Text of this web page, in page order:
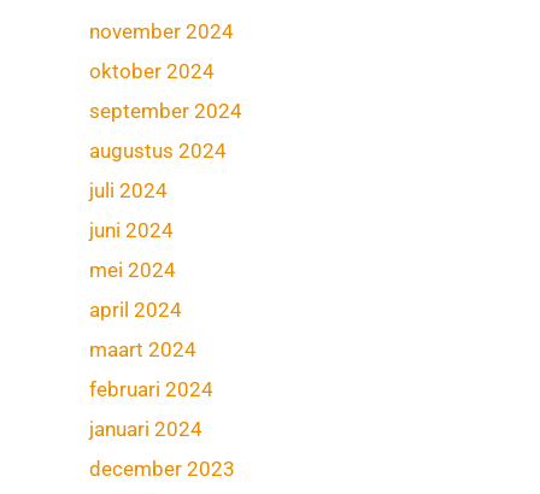
november 2024
oktober 2024
september 2024
augustus 2024
juli 2024
juni 2024
mei 2024
april 2024
maart 2024
februari 2024
januari 2024
december 2023